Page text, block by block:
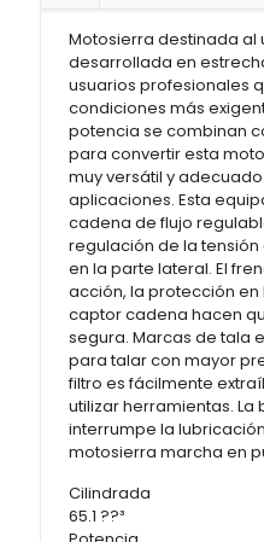
Motosierra destinada al
desarrollada en
usuarios profesionales
condiciones más
potencia se combinan
para convertir esta
muy versátil y
aplicaciones. Esta
cadena de flujo
regulación de la
en la parte lateral. El
acción, la protección
captor cadena hacen
segura. Marcas de tala
para talar con mayor
filtro es fácilmente
utilizar herramientas.
interrumpe la
motosierra marcha en
Cilindrada
65.1 ??³